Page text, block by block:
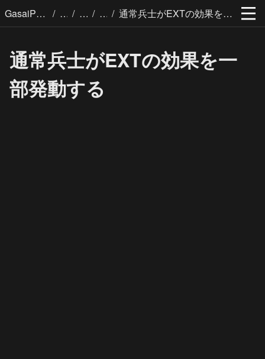
GasaiPages / / / / 通常兵士がEXTの効果を一部発動する
通常兵士がEXTの効果を一
部発動する